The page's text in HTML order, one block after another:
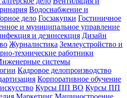
Водоснабжение и
дело Госзакупки Гостиничное
и муниципальное управление
и дезинсекция Дизайн
Журналистика Землеустройство и
технические работники
системы
Кадровое делопроизводство
Корпоративное обучение
Курсы ПП ВО Курсы ПП
Маркетинг Машиностроение